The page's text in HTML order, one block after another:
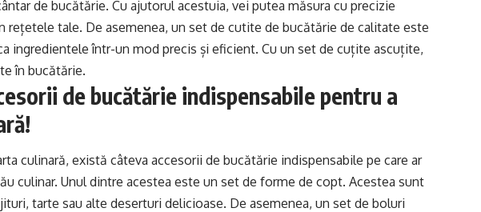
de bucătărie. Cu ajutorul acestuia, vei putea măsura cu precizie
rețetele tale. De asemenea, un set de cutite de bucătărie de calitate este
ingredientele într-un mod precis și eficient. Cu un set de cuțite ascuțite,
în bucătărie.
de bucătărie indispensabile pentru a
culinară, există câteva accesorii de bucătărie indispensabile pe care ar
culinar. Unul dintre acestea este un set de forme de copt. Acestea sunt
tarte sau alte deserturi delicioase. De asemenea, un set de boluri